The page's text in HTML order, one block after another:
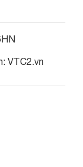
VTC2.vn